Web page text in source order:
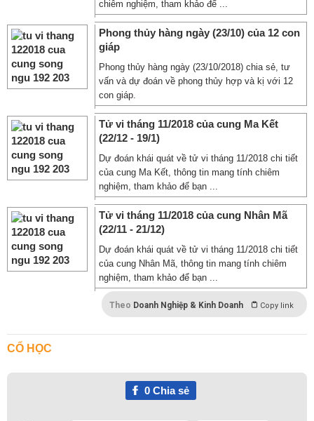
chiêm nghiệm, tham khảo để ...
Phong thủy hàng ngày (23/10) của 12 con
giáp
Phong thủy hàng ngày (23/10/2018) chia sẻ, tư
vấn và dự đoán về phong thủy hợp và kị với 12
con giáp.
Tử vi tháng 11/2018 của cung Ma Kết
(22/12 - 19/1)
Dự đoán khái quát về tử vi tháng 11/2018 chi tiết
của cung Ma Kết, thông tin mang tính chiêm
nghiệm, tham khảo để bạn ...
Tử vi tháng 11/2018 của cung Nhân Mã
(22/11 - 21/12)
Dự đoán khái quát về tử vi tháng 11/2018 chi tiết
của cung Nhân Mã, thông tin mang tính chiêm
nghiệm, tham khảo để bạn ...
Theo Doanh Nghiệp & Kinh Doanh Copy link
CỔ HỌC
0Chia sẻ